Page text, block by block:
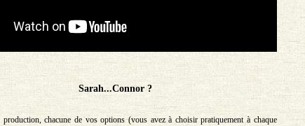
Sarah...Connor ?
production, chacune de vos options (vous avez à choisir pratiquement à chaque